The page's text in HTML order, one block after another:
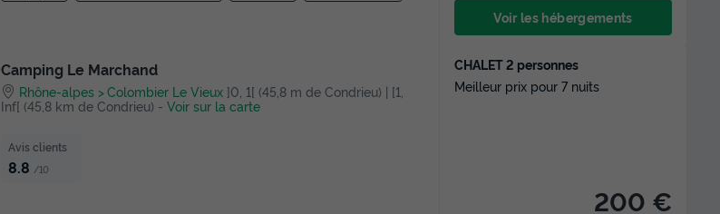
Voir les hébergements
Camping Le Marchand
Rhône-alpes Colombier Le Vieux ]0, 1[ (45,8 m de Condrieu) | [1,
Inf[ (45,8 km de Condrieu) - Voir sur la carte
Avis clients
8.8 /10
CHALET 2 personnes
Meilleur prix pour 7 nuits
200 €